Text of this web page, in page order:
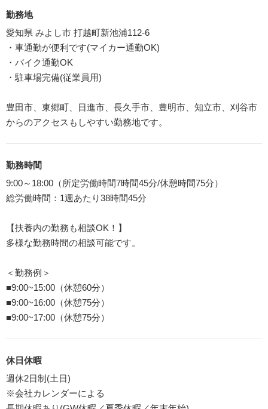
勤務地
愛知県 みよし市 打越町新池浦112-6
・車通勤が便利です(マイカー通勤OK)
・バイク通勤OK
・駐車場完備(従業員用)
豊田市、東郷町、日進市、長久手市、豊明市、知立市、刈谷市
からのアクセスもしやすい勤務地です。
勤務時間
9:00～18:00（所定労働時間7時間45分/休憩時間75分）
総労働時間：1週あたり38時間45分
【扶養内の勤務も相談OK！】
多様な勤務時間の相談可能です。
＜勤務例＞
■9:00~15:00（休憩60分）
■9:00~16:00（休憩75分）
■9:00~17:00（休憩75分）
休日休暇
週休2日制(土日)
※会社カレンダーによる